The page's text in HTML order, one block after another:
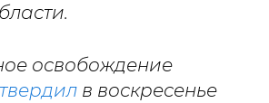
освобождение
в воскресенье